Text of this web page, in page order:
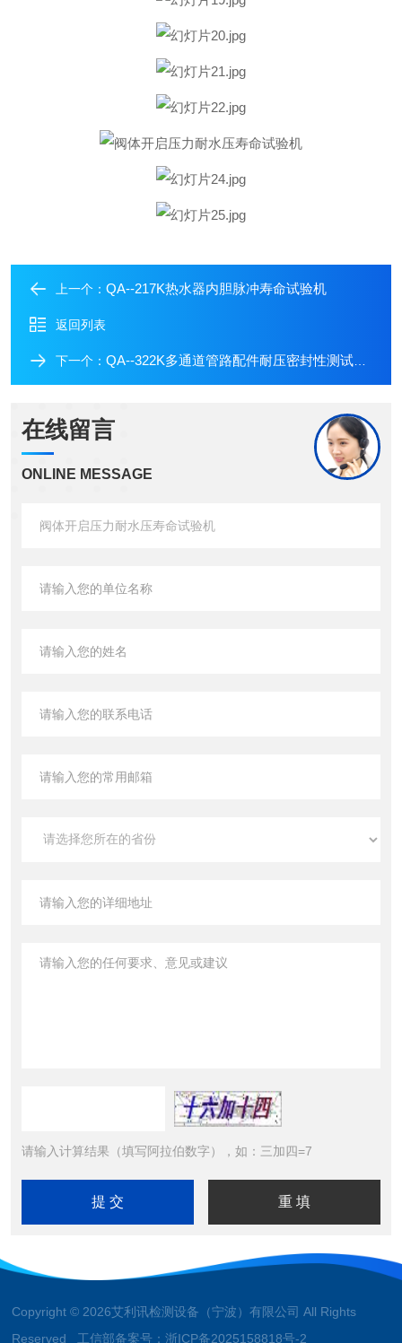
上一个： QA--217K热水器内胆脉冲寿命试验机
返回列表
下一个： QA--322K多通道管路配件耐压密封性测试设备
在线留言
ONLINE MESSAGE
请输入计算结果（填写阿拉伯数字），如：三加四=7
Copyright © 2026艾利讯检测设备（宁波）有限公司 All Rights
Reserved 工信部备案号：浙ICP备2025158818号-2